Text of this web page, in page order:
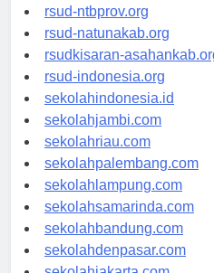
rsud-langsakota.org
rsud-ntbprov.org
rsud-natunakab.org
rsudkisaran-asahankab.org
rsud-indonesia.org
sekolahindonesia.id
sekolahjambi.com
sekolahriau.com
sekolahpalembang.com
sekolahlampung.com
sekolahsamarinda.com
sekolahbandung.com
sekolahdenpasar.com